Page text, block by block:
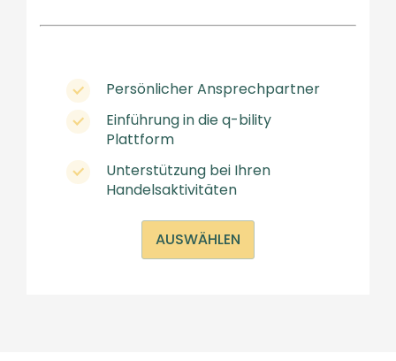
Persönlicher Ansprechpartner
Einführung in die q-bility
Plattform
Unterstützung bei Ihren
Handelsaktivitäten
AUSWÄHLEN